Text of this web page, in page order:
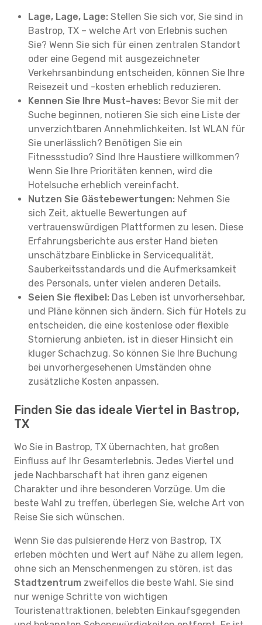
Lage, Lage, Lage: Stellen Sie sich vor, Sie sind in
Bastrop, TX – welche Art von Erlebnis suchen
Sie? Wenn Sie sich für einen zentralen Standort
oder eine Gegend mit ausgezeichneter
Verkehrsanbindung entscheiden, können Sie Ihre
Reisezeit und -kosten erheblich reduzieren.
Kennen Sie Ihre Must-haves: Bevor Sie mit der
Suche beginnen, notieren Sie sich eine Liste der
unverzichtbaren Annehmlichkeiten. Ist WLAN für
Sie unerlässlich? Benötigen Sie ein
Fitnessstudio? Sind Ihre Haustiere willkommen?
Wenn Sie Ihre Prioritäten kennen, wird die
Hotelsuche erheblich vereinfacht.
Nutzen Sie Gästebewertungen: Nehmen Sie
sich Zeit, aktuelle Bewertungen auf
vertrauenswürdigen Plattformen zu lesen. Diese
Erfahrungsberichte aus erster Hand bieten
unschätzbare Einblicke in Servicequalität,
Sauberkeitsstandards und die Aufmerksamkeit
des Personals, unter vielen anderen Details.
Seien Sie flexibel: Das Leben ist unvorhersehbar,
und Pläne können sich ändern. Sich für Hotels zu
entscheiden, die eine kostenlose oder flexible
Stornierung anbieten, ist in dieser Hinsicht ein
kluger Schachzug. So können Sie Ihre Buchung
bei unvorhergesehenen Umständen ohne
zusätzliche Kosten anpassen.
Finden Sie das ideale Viertel in Bastrop,
TX
Wo Sie in Bastrop, TX übernachten, hat großen
Einfluss auf Ihr Gesamterlebnis. Jedes Viertel und
jede Nachbarschaft hat ihren ganz eigenen
Charakter und ihre besonderen Vorzüge. Um die
beste Wahl zu treffen, überlegen Sie, welche Art von
Reise Sie sich wünschen.
Wenn Sie das pulsierende Herz von Bastrop, TX
erleben möchten und Wert auf Nähe zu allem legen,
ohne sich an Menschenmengen zu stören, ist das
Stadtzentrum zweifellos die beste Wahl. Sie sind
nur wenige Schritte von wichtigen
Touristenattraktionen, belebten Einkaufsgegenden